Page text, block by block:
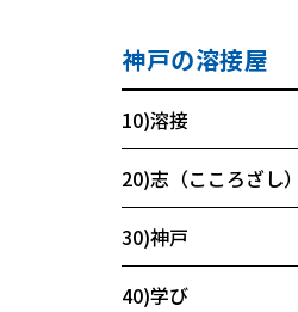
神戸の溶接屋
10)溶接
20)志（こころざし）
30)神戸
40)学び